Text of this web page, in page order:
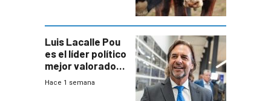
Luis Lacalle Pou
es el líder político
mejor valorado
del país, según
Hace 1 semana